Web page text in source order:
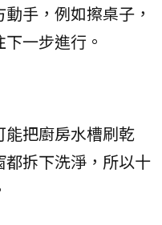
手，例如擦桌子，
一步進行。
把廚房水槽刷乾
拆下洗淨，所以十